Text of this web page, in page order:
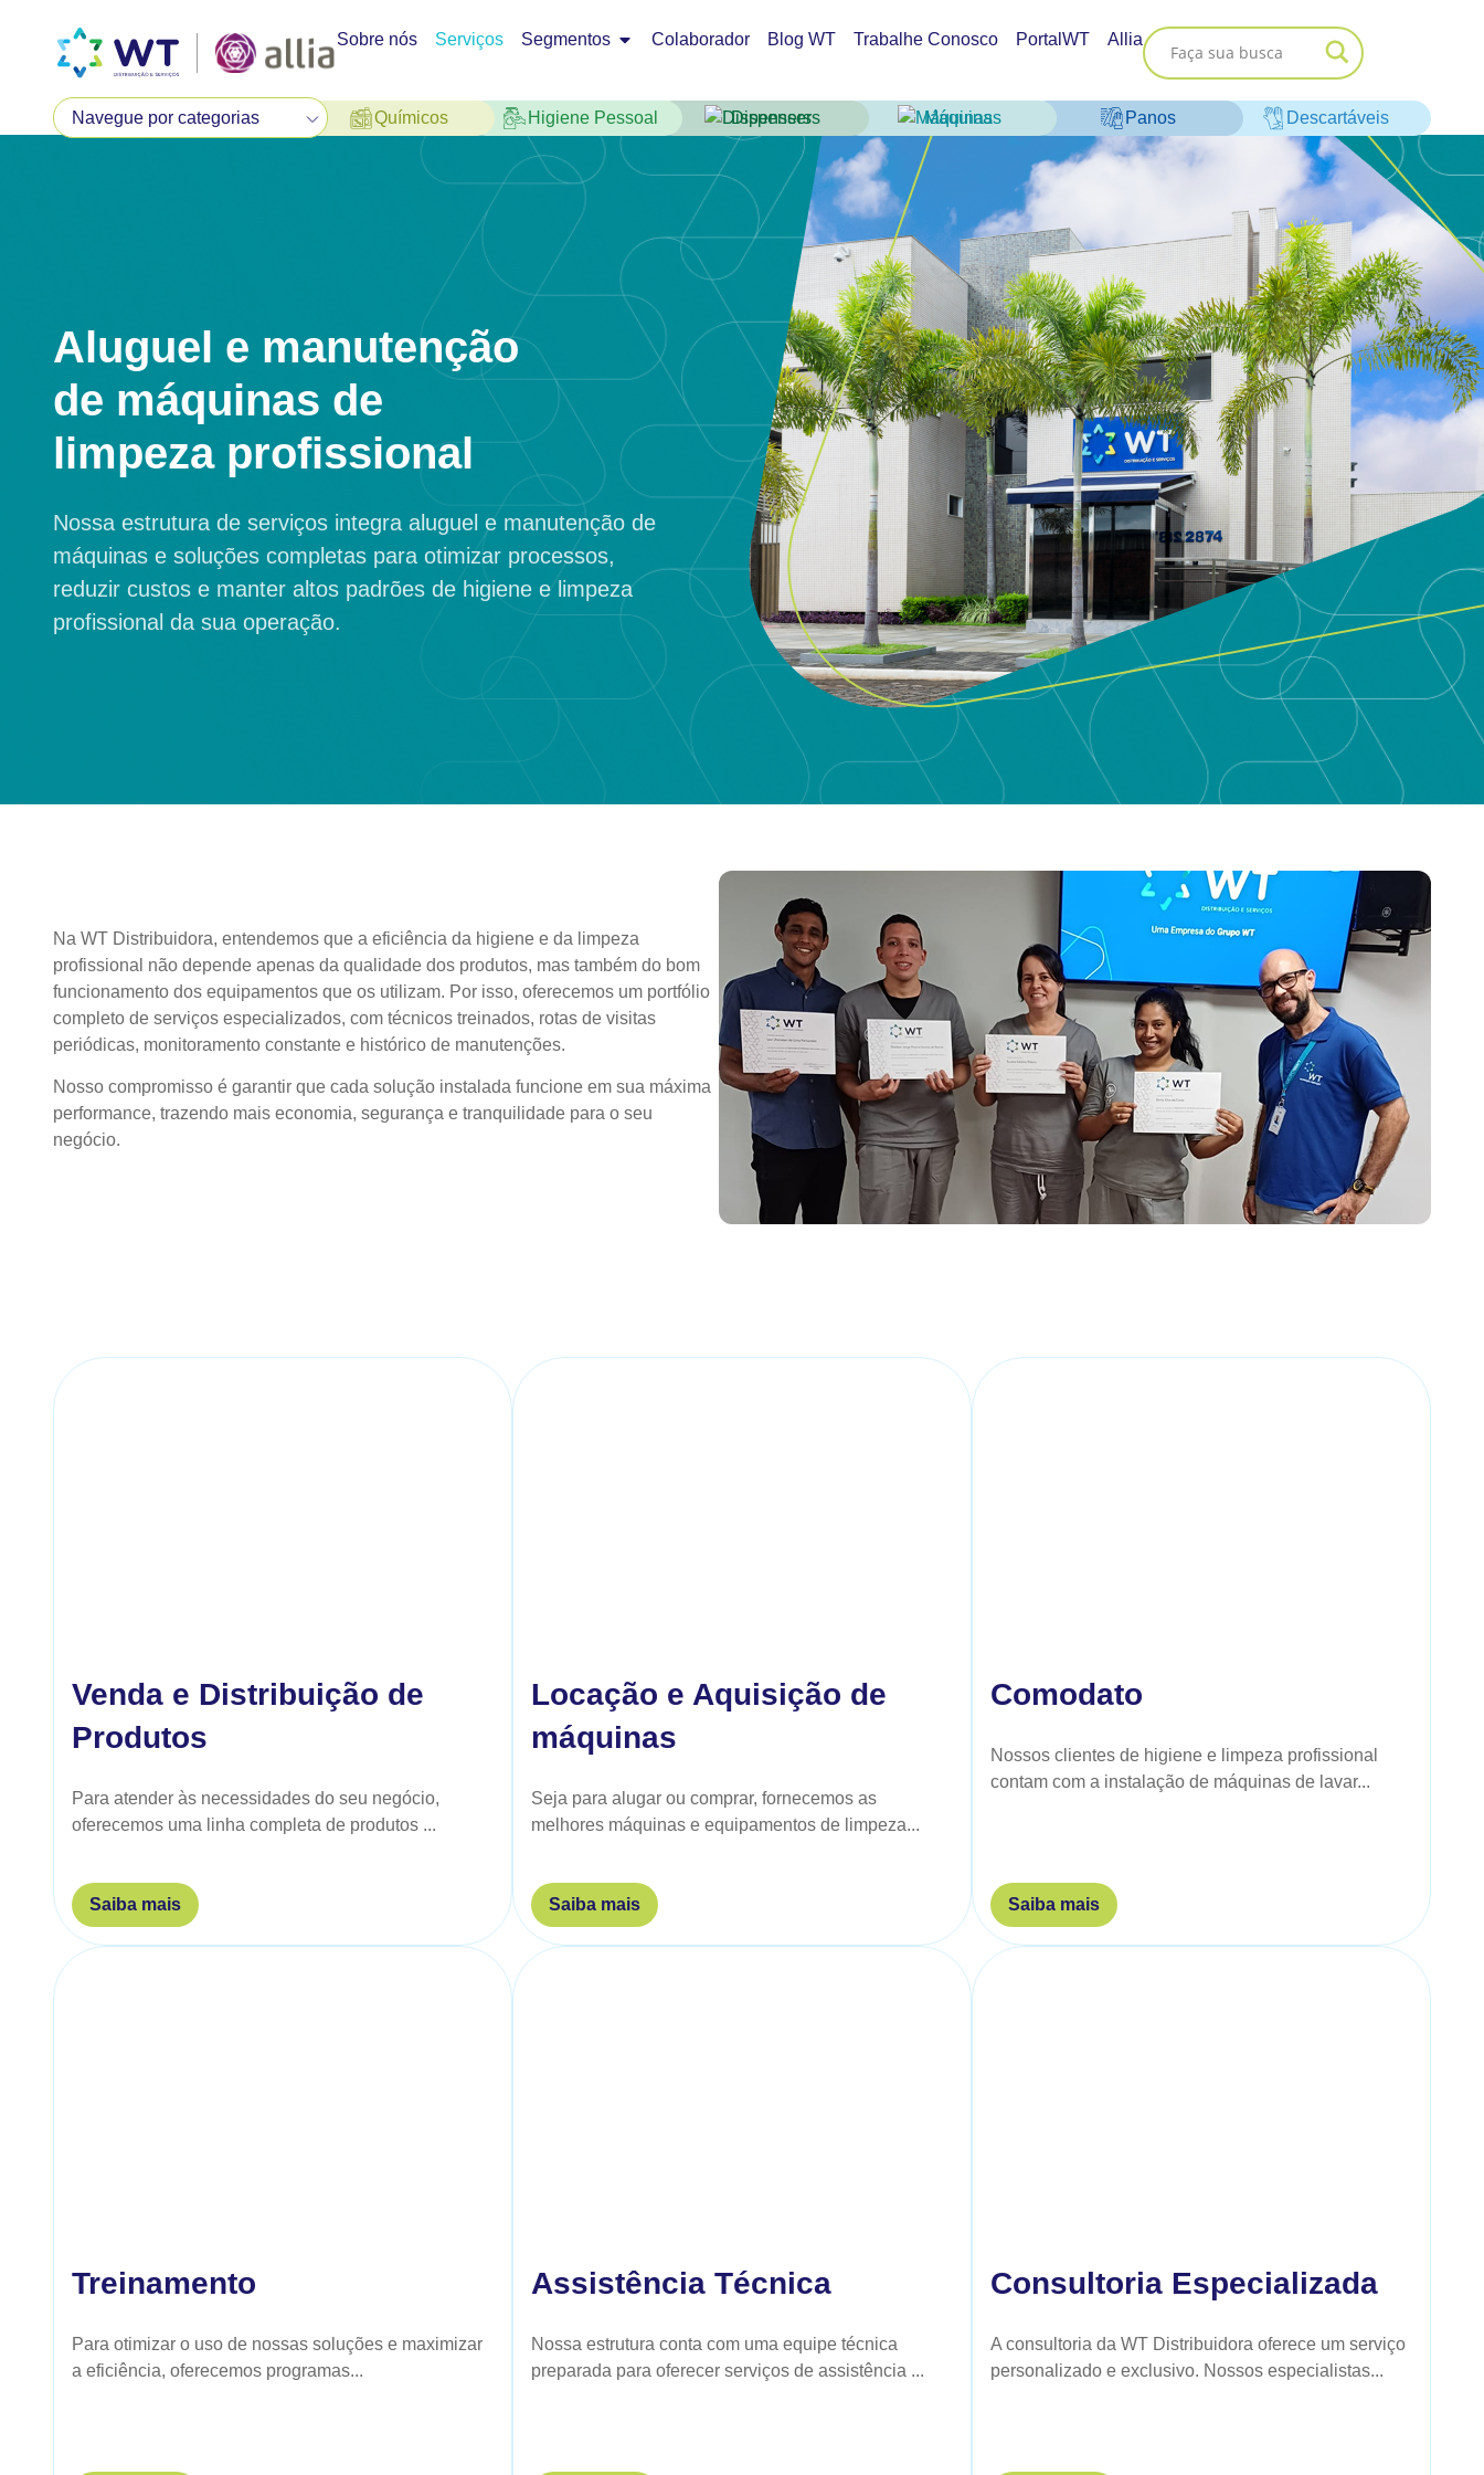
Sobre nós Serviços Segmentos Colaborador Blog WT Trabalhe Conosco PortalWT Allia
Químicos Higiene Pessoal Dispensers Máquinas Panos Descartáveis
Aluguel e manutenção
de máquinas de
limpeza profissional
Nossa estrutura de serviços integra aluguel e manutenção de
máquinas e soluções completas para otimizar processos,
reduzir custos e manter altos padrões de higiene e limpeza
profissional da sua operação.
Na WT Distribuidora, entendemos que a eficiência da higiene e da limpeza
profissional não depende apenas da qualidade dos produtos, mas também do bom
funcionamento dos equipamentos que os utilizam. Por isso, oferecemos um portfólio
completo de serviços especializados, com técnicos treinados, rotas de visitas
periódicas, monitoramento constante e histórico de manutenções.
Nosso compromisso é garantir que cada solução instalada funcione em sua máxima
performance, trazendo mais economia, segurança e tranquilidade para o seu
negócio.
Venda e Distribuição de
Produtos
Para atender às necessidades do seu negócio,
oferecemos uma linha completa de produtos ...
Saiba mais
Locação e Aquisição de
máquinas
Seja para alugar ou comprar, fornecemos as
melhores máquinas e equipamentos de limpeza...
Saiba mais
Comodato
Nossos clientes de higiene e limpeza profissional
contam com a instalação de máquinas de lavar...
Saiba mais
Treinamento
Para otimizar o uso de nossas soluções e maximizar
a eficiência, oferecemos programas...
Assistência Técnica
Nossa estrutura conta com uma equipe técnica
preparada para oferecer serviços de assistência ...
Consultoria Especializada
A consultoria da WT Distribuidora oferece um serviço
personalizado e exclusivo. Nossos especialistas...